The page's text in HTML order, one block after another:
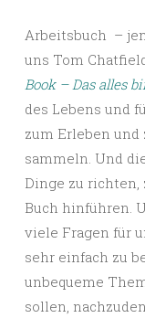
Arbeitsbuch –
uns Tom
Book – Das alles
des Lebens und
zum Erleben
sammeln. Und
Dinge zu
Buch hinführen.
viele Fragen für
sehr einfach zu
unbequeme
sollen,